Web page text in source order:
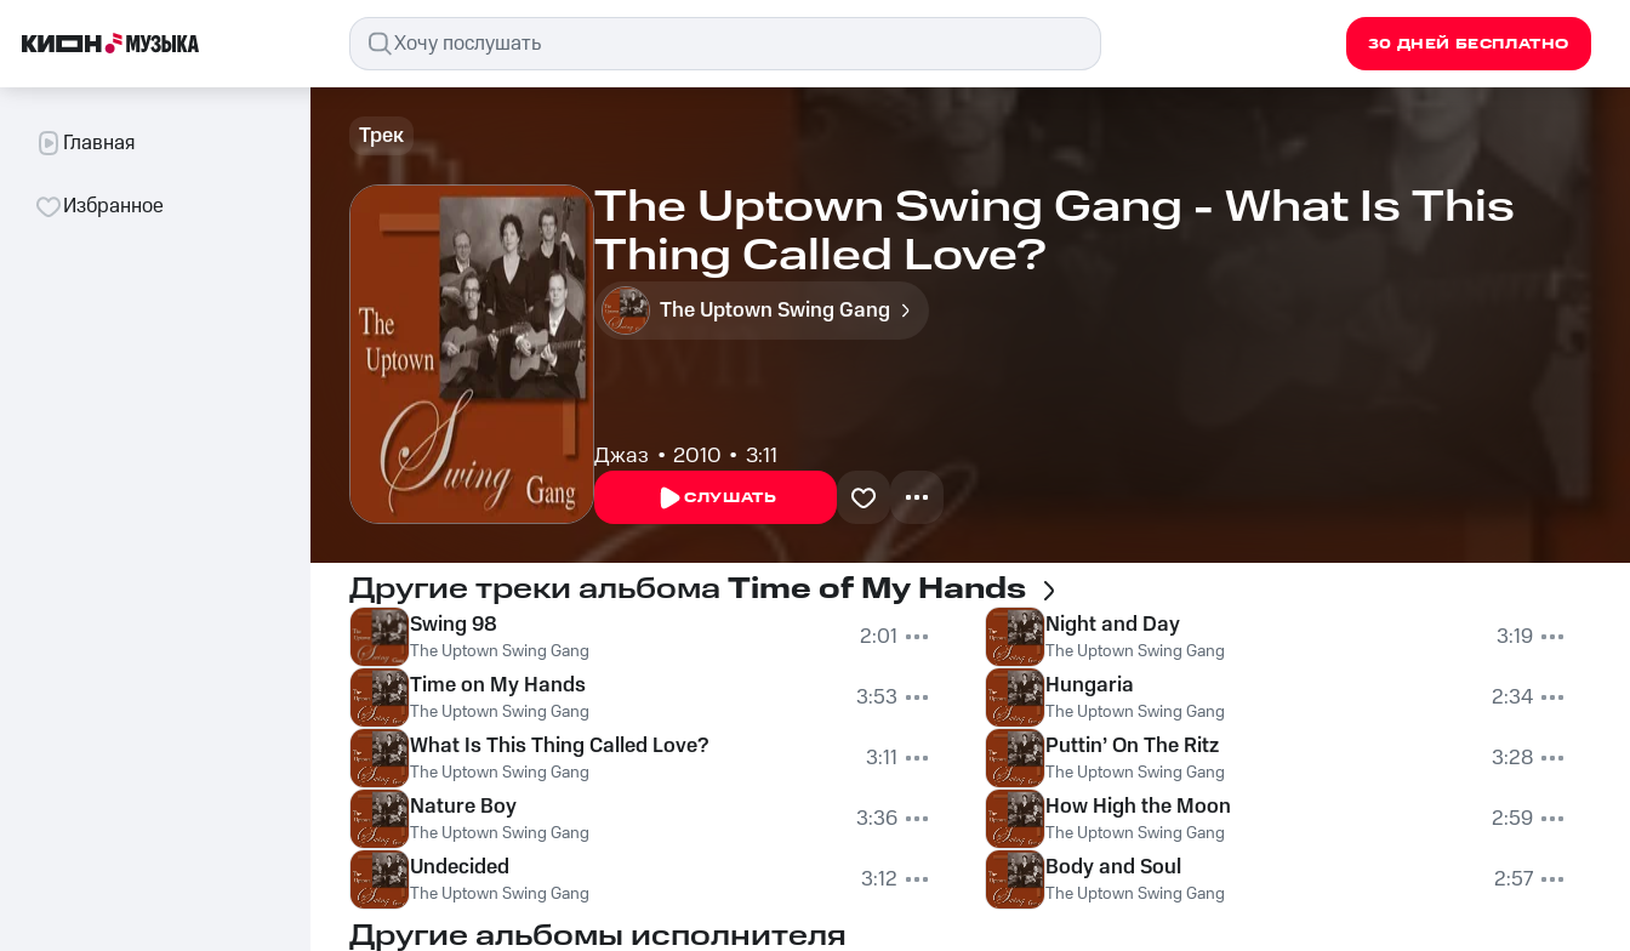
30 ДНЕЙ БЕСПЛАТНО
Главная
Избранное
Трек
The Uptown Swing Gang - What Is This
Thing Called Love?
The Uptown Swing Gang
Джаз 2010 3:11
СЛУШАТЬ
Другие треки альбома Time of My Hands
Swing 98
The Uptown Swing Gang
2:01
Time on My Hands
The Uptown Swing Gang
3:53
What Is This Thing Called Love?
The Uptown Swing Gang
3:11
Nature Boy
The Uptown Swing Gang
3:36
Undecided
The Uptown Swing Gang 3:12
Night and Day
The Uptown Swing Gang
3:19
Hungaria
The Uptown Swing Gang
2:34
Puttin’ On The Ritz
The Uptown Swing Gang
3:28
How High the Moon
The Uptown Swing Gang
2:59
Body and Soul
The Uptown Swing Gang 2:57
Другие альбомы исполнителя